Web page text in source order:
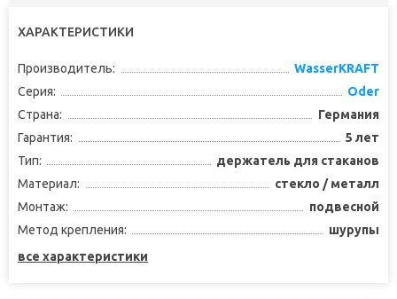
ХАРАКТЕРИСТИКИ
Производитель:
WasserKRAFT
Серия:
Oder
Страна:
Германия
Гарантия:
5 лет
Тип:
держатель для стаканов
Материал:
стекло / металл
Монтаж:
подвесной
Метод крепления:
шурупы
все характеристики